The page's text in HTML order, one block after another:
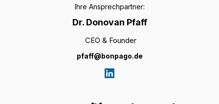
Ihre Ansprechpartner:
Dr. Donovan Pfaff
CEO & Founder
pfaff@bonpago.de